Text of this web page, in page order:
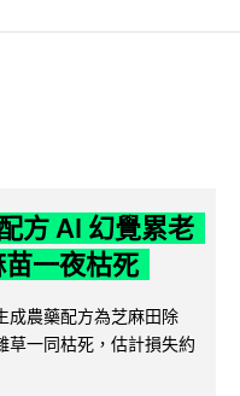
方 AI 幻覺累老
一夜枯死
成農藥配方為芝麻田除
草一同枯死，估計損失約